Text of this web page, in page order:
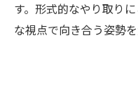
す。形式的なやり取り
な視点で向き合う姿勢